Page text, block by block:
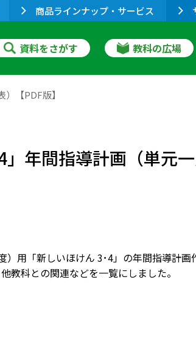
商品ラインナップ・サービス
資料をさがす 教科の広場
【PDF版】
年間指導計画（単元一
）用「新しいほけん 3･4」の年間指導計
教科との関連などを一覧にしました。